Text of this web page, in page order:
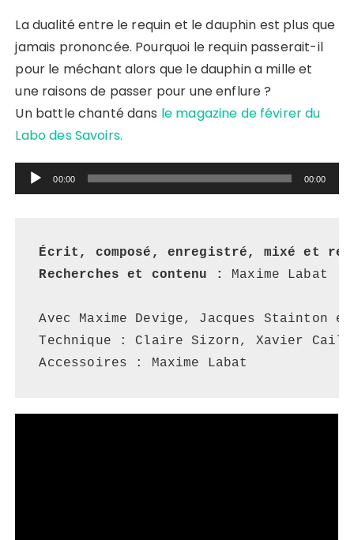
La dualité entre le requin et le dauphin est plus que
jamais prononcée. Pourquoi le requin passerait-il
pour le méchant alors que le dauphin a mille et
une raisons de passer pour une enflure ?
Un battle chanté dans le magazine de févirer du
Labo des Savoirs.
Lecteur00:00 00:00
Écrit, composé, enregistré, mixé et
Recherches et contenu :
Maxime Labat
Avec Maxime Devige, Jacques Stainton et
Technique : Claire Sizorn, Xavier
Accessoires : Maxime Labat